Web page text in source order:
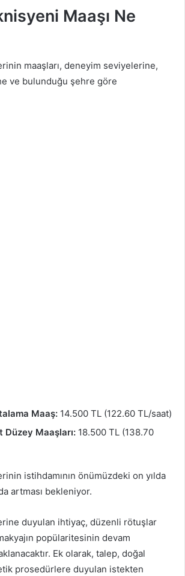
Maaşı Ne
maaşları, deneyim seviyelerine,
ve bulunduğu şehre göre
Maaş: 14.500 TL (122.60 TL/saat)
Düzey Maaşları: 18.500 TL (138.70
istihdamının önümüzdeki on yılda
artması bekleniyor.
duyulan ihtiyaç, düzenli rötuşlar
popülaritesinin devam
Ek olarak, talep, doğal
prosedürlere duyulan istekten